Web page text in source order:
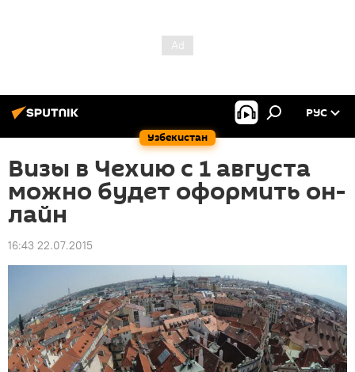
Узбекистан
РУС
Визы в Чехию с 1 августа
можно будет оформить он-
лайн
16:43 22.07.2015